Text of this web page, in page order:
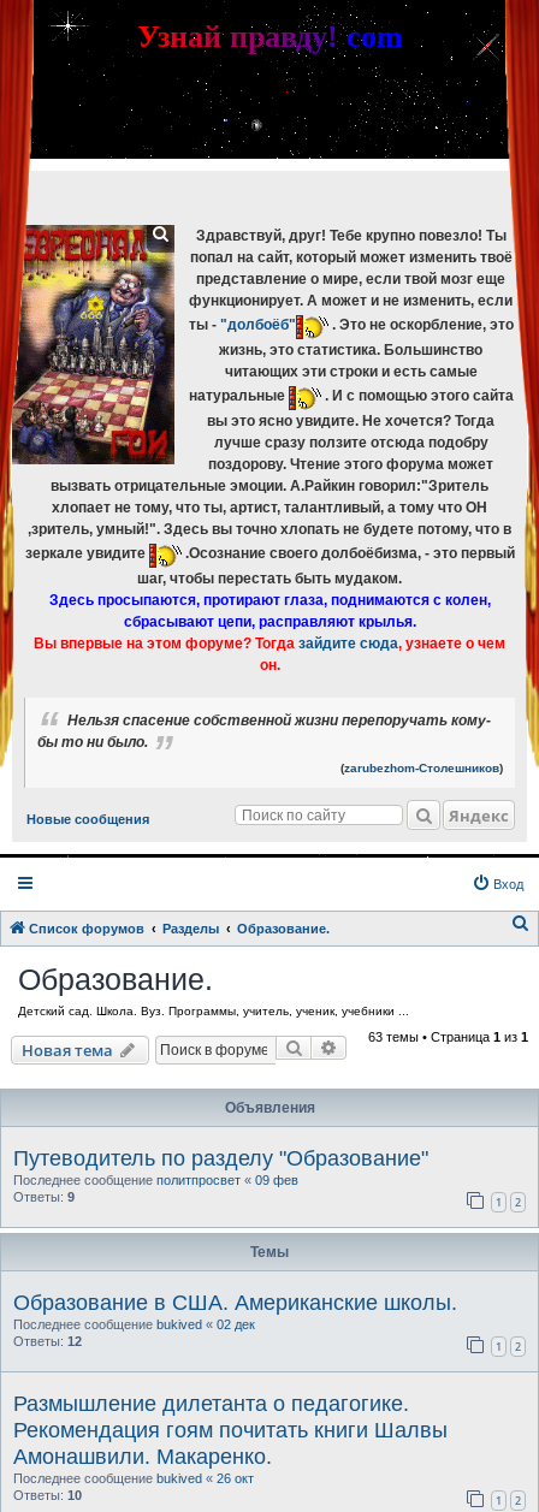
[phpBB Debug] PHP Warning : in file [ROOT]/phpbb/db/driver/mysqli.php
mysqli_fetch_assoc(): Couldn't fetch mysqli_result
[phpBB Debug] PHP Warning: in file[ROOT]/phpbb/db/driver/mysqli.php 329
mysqli_free_result(): Couldn't fetch mysqli_result
[phpBB Debug] PHP Warning
[ROOT]/phpbb/db/driver/mysqli.php on line 265
mysqli_fetch_assoc(): Couldn't fetch mysqli_result
[phpBB Debug] PHP Warning
: in file [ROOT]/phpbb/db/driver/mysqli.php on line329
mysqli_free_result(): Couldn't fetch mysqli_result
[phpBB Debug] PHP Warning: in file [ROOT]/phpbb/db/driver/mysqli.php on line 265
mysqli_fetch_assoc(): Couldn't fetch mysqli_result
[phpBB Debug] PHP Warning
[ROOT]/phpbb/db/driver/mysqli.php on line329:
mysqli_free_result(): Couldn't fetch mysqli_result
Узнай правду! com
Здравствуй, друг! Тебе крупно повезло! Ты
попал на сайт, который может изменить твоё
представление о мире, если твой мозг еще
функционирует. А может и не изменить, если
ты - "долбоёб"
. Это не оскорбление, это
жизнь, это статистика. Большинство
читающих эти строки и есть самые
натуральные
. И с помощью этого сайта
вы это ясно увидите. Не хочется? Тогда
лучше сразу ползите отсюда подобру
поздорову. Чтение этого форума может
вызвать отрицательные эмоции. А.Райкин говорил:"Зритель
хлопает не тому, что ты, артист, талантливый, а тому что ОН
,зритель, умный!". Здесь вы точно хлопать не будете потому, что в
зеркале увидите
.Осознание своего долбоёбизма, - это первый
шаг, чтобы перестать быть мудаком.
Здесь просыпаются, протирают глаза, поднимаются с колен,
сбрасывают цепи, расправляют крылья.
Вы впервые на этом форуме? Тогда зайдите сюда, узнаете о чем
он.
Нельзя спасение собственной жизни перепоручать кому-
бы то ни было.
(zarubezhom-Столешников)
Новые сообщения Яндекс
Вход
Список форумов Разделы Образование.
Образование.
Детский сад. Школа. Вуз. Программы, учитель, ученик, учебники ...
Новая тема Поиск Расширенный поиск
63 темы • Страница 1 из 1
Объявления
Путеводитель по разделу "Образование"
Последнее сообщение политпросвет « 09 фев
Ответы: 9 1 2
Темы
Образование в США. Американские школы.
Последнее сообщение bukived « 02 дек
Ответы: 12 1 2
Размышление дилетанта о педагогике.
Рекомендация гоям почитать книги Шалвы
Амонашвили. Макаренко.
Последнее сообщение bukived « 26 окт
Ответы: 10 1 2